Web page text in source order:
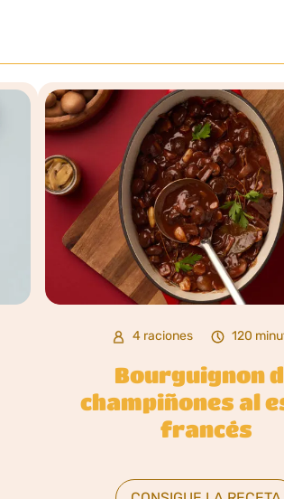
4 raciones 120
Bourguignon
champiñones al
francés